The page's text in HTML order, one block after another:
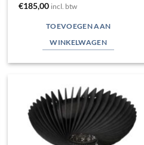
€185,00 incl. btw
TOEVOEGEN AAN
WINKELWAGEN
Toevoegen
verlanglijst